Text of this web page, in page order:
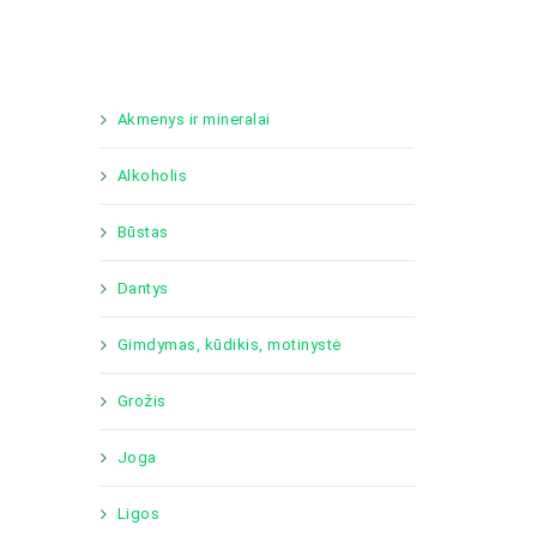
Akmenys ir mineralai
Alkoholis
Būstas
Dantys
Gimdymas, kūdikis, motinystė
Grožis
Joga
Ligos